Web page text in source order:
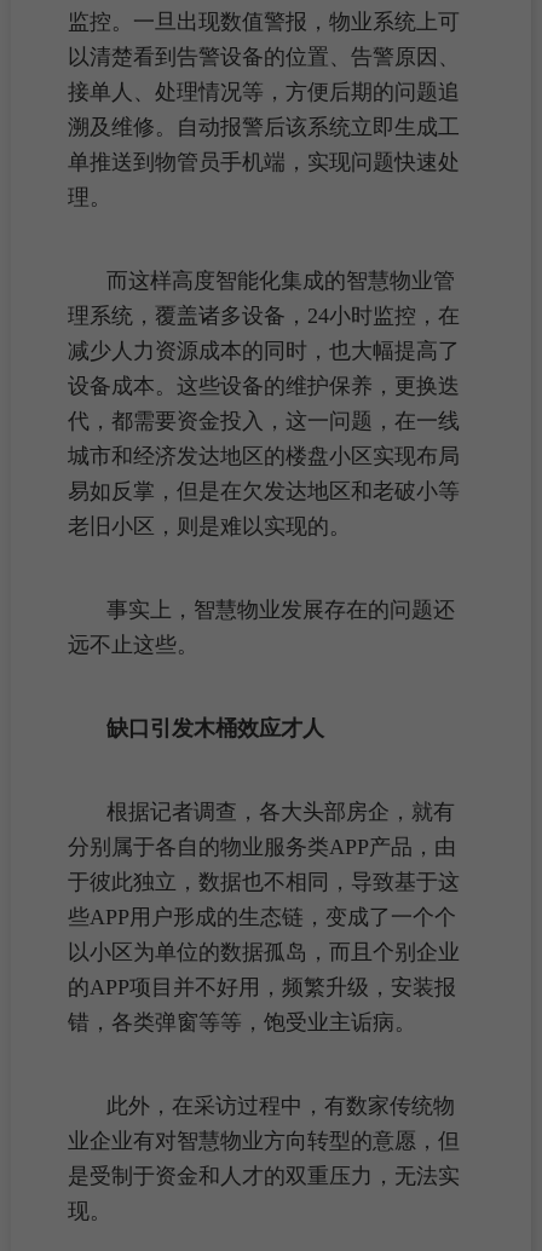
监控。一旦出现数值警报，物业系统上可
以清楚看到告警设备的位置、告警原因、
接单人、处理情况等，方便后期的问题追
溯及维修。自动报警后该系统立即生成工
单推送到物管员手机端，实现问题快速处
理。
而这样高度智能化集成的智慧物业管
理 系统，覆盖诸多设备，24小时监控，在
减少人力资源成本的同时，也大幅提高了
设备成本。这些设备的维护保养，更换迭
代，都需要资金投入，这一问题，在一线
城市和经济发达地区的楼盘小区 实现布局
易如反掌，但是在欠发达地区和老破小等
老旧小区，则是难以实现的。
事实上，智慧物业发展存在的问题还
远不止这些。
缺口引发木桶效应才人
根据记者调查，各大头部房企，就有
分别属于各自的物业服务类APP产品，由
于彼此独立，数据也不相同，导致基于这
些APP用户形成的生态链，变成了一个个
以小区 为单位的数据孤岛，而且个别企业
的APP项目并不好用，频繁升级，安装报
错，各类弹窗等等，饱受业主诟病。
此外，在采访过程中，有数家传统物
业企业有对智慧物业方向转型的意愿，但
是受制于资金和人才的双重压力，无法实
现。